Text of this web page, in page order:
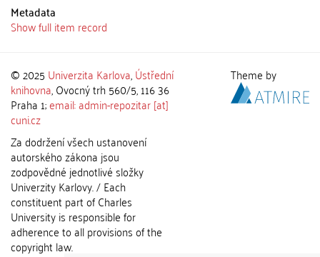
Metadata
Show full item record
© 2025 Univerzita Karlova,Ústřední
knihovna, Ovocný trh 560/5, 116 36
Praha 1;email: admin-repozitar [at]
cuni.cz
Za dodržení všech ustanovení
autorského zákona jsou
zodpovědné jednotlivé složky
Univerzity Karlovy. / Each
constituent part of Charles
University is responsible for
adherence to all provisions of the
copyright law.
Theme by